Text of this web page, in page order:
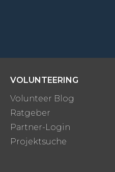
VOLUNTEERING
Volunteer Blog
Ratgeber
Partner-Login
Projektsuche